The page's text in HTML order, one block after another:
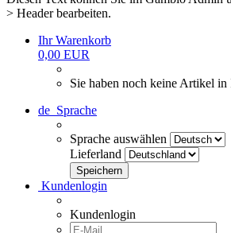
> Header bearbeiten.
Ihr Warenkorb
0,00 EUR
Sie haben noch keine Artikel in
de Sprache
Sprache auswählen
Lieferland
Kundenlogin
Kundenlogin